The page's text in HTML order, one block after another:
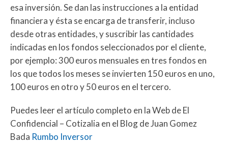
esa inversión. Se dan las instrucciones a la entidad
financiera y ésta se encarga de transferir, incluso
desde otras entidades, y suscribir las cantidades
indicadas en los fondos seleccionados por el cliente,
por ejemplo: 300 euros mensuales en tres fondos en
los que todos los meses se invierten 150 euros en uno,
100 euros en otro y 50 euros en el tercero.
Puedes leer el artículo completo en la Web de El
Confidencial – Cotizalia en el Blog de Juan Gomez
Bada Rumbo Inversor